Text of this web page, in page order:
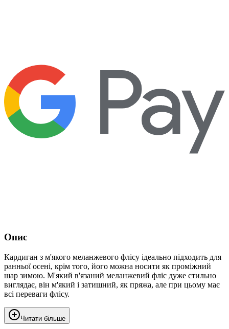
Опис
Кардиган з м'якого меланжевого флісу ідеально підходить для
ранньої осені, крім того, його можна носити як проміжний
шар зимою. М'який в'язаний меланжевий фліс дуже стильно
виглядає, він м'який і затишний, як пряжа, але при цьому має
всі переваги флісу.
Читати більше